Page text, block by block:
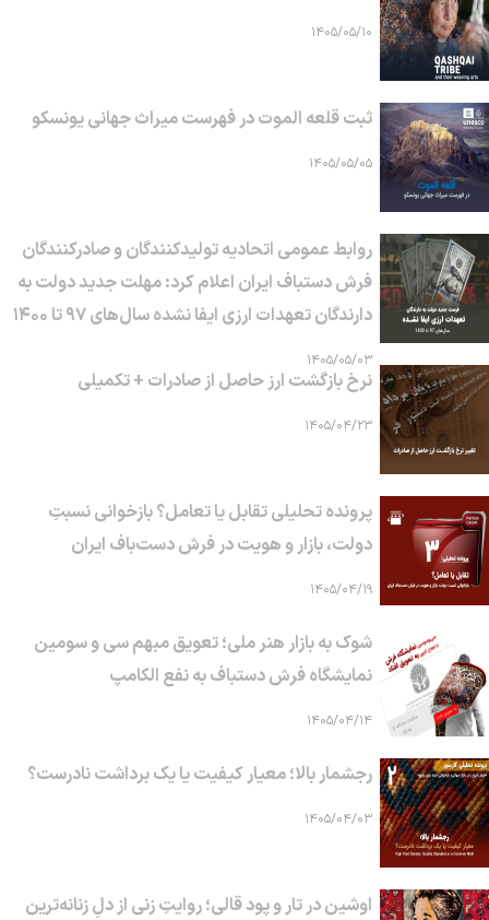
۱۴۰۵/۰۵/۱۰
ثبت قلعه الموت در فهرست میراث جهانی یونسکو
۱۴۰۵/۰۵/۰۵
روابط عمومی اتحادیه تولیدکنندگان و صادرکنندگان
فرش دستباف ایران اعلام کرد: مهلت جدید دولت به
دارندگان تعهدات ارزی ایفا نشده سال‌های ۹۷ تا ۱۴۰۰
۱۴۰۵/۰۵/۰۳
نرخ بازگشت ارز حاصل از صادرات + تکمیلی
۱۴۰۵/۰۴/۲۳
پرونده تحلیلی تقابل یا تعامل؟ بازخوانی نسبتِ
دولت، بازار و هویت در فرش دست‌باف ایران
۱۴۰۵/۰۴/۱۹
شوک به بازار هنر ملی؛ تعویق مبهم سی و سومین
نمایشگاه فرش دستباف به نفع الکامپ
۱۴۰۵/۰۴/۱۴
رجشمار بالا؛ معیار کیفیت یا یک برداشت نادرست؟
۱۴۰۵/۰۴/۰۳
اوشین در تار و پود قالی؛ روایتِ زنی از دلِ زنانه‌ترین